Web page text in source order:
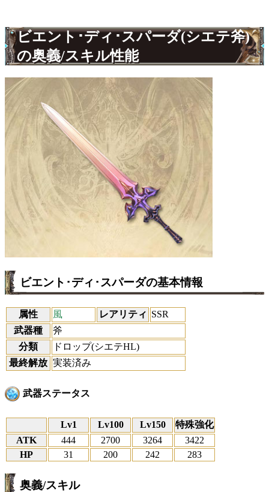
ビエント･ディ･スパーダ(シエテ斧)
の奥義/スキル性能
ビエント･ディ･スパーダの基本情報
属性 風 レアリティ SSR
武器種
斧
分類
ドロップ(シエテHL)
最終解放 実装済み
武器ステータス
Lv1 Lv100 Lv150
特殊強化
ATK
444 2700 3264
3422
HP
31 200 242 283
奥義/スキル